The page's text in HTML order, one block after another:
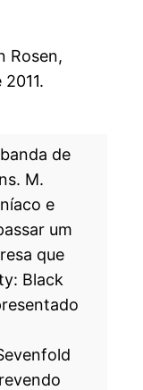
Rosen,
de
M.
e
um
que
Black